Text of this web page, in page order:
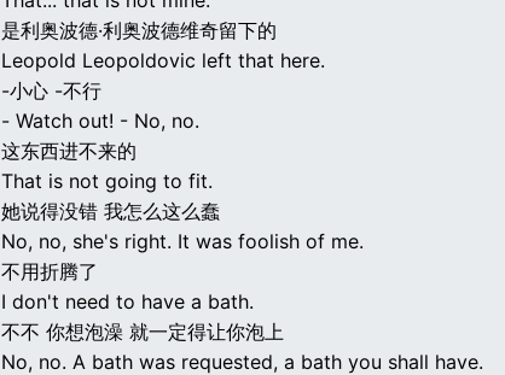
是利奥波德·利奥波德维奇留下的
Leopold Leopoldovic left that here.
-小心 -不行
- Watch out! - No, no.
这东西进不来的
That is not going to fit.
她说得没错 我怎么这么蠢
No, no, she's right. It was foolish of me.
不用折腾了
I don't need to have a bath.
不不 你想泡澡 就一定得让你泡上
No, no. A bath was requested, a bath you shall have.